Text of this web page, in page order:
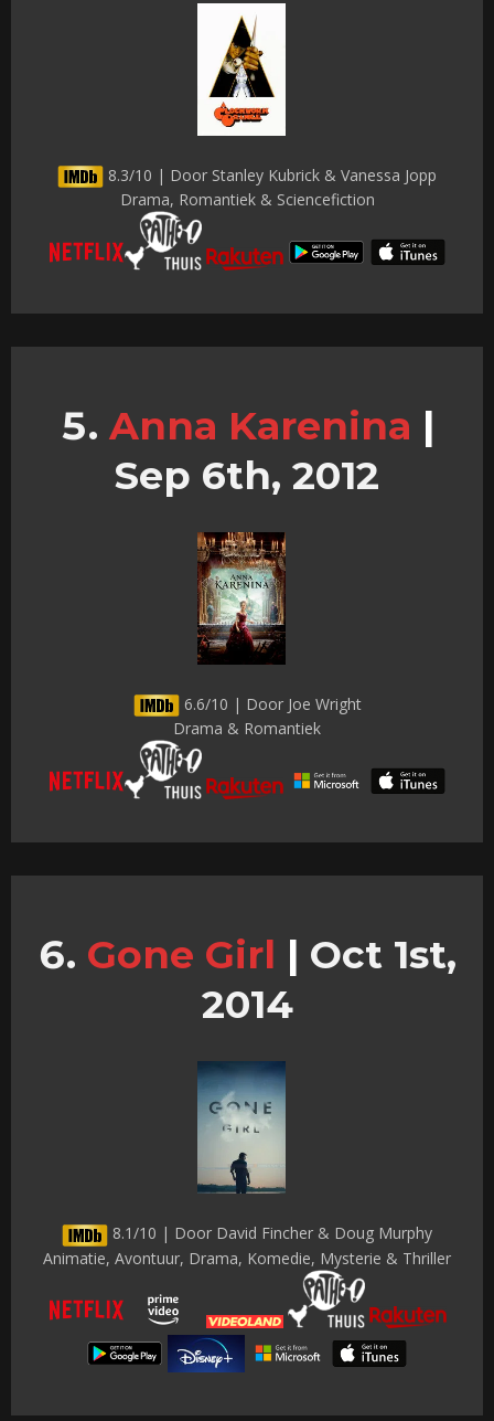
8.3/10 | Door Stanley Kubrick & Vanessa Jopp
Drama, Romantiek & Sciencefiction
Anna Karenina |
Sep 6th, 2012
6.6/10 | Door Joe Wright
Drama & Romantiek
Gone Girl | Oct 1st,
2014
8.1/10 | Door David Fincher & Doug Murphy
Animatie, Avontuur, Drama, Komedie, Mysterie & Thriller